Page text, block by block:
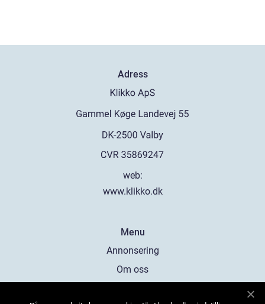
Adress
web:
www.klikko.dk
Menu
Annonsering
Om oss